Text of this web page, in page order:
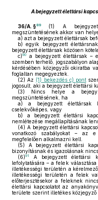
A bejegyzett élettársi
36/A. §89 (1)
A
megszüntetésének akkor van
a) azt a bejegyzett élettársak
b) egyik bejegyzett
bejegyzett élettársak közösen
c)90
a bejegyzett élettársak –
szemben terhelő, jogszabályon
kérdésében közjegyzői okiratba
foglaltan megegyeztek.
(2) Az (1) bekezdés c) pont
jogosult, aki a bejegyzett élettársi
(3) Nincs helye a
megszüntetésének, ha
a) a bejegyzett élettársak
cselekvőképes, vagy
b) a bejegyzett élettársi
nemlétezése megállapításának
(4) A bejegyzett élettársi
vonatkozó szabályokat – az e
megfelelően alkalmazni kell.
(5) A bejegyzett élettársi
bizonyításnak és igazolásnak
(6)91
A bejegyzett élettársi
lefolytatására – a felek
illetékességi területén a
illetékességi területén a felek
előterjesztésekor a feleknek
élettársi kapcsolatot az
területe szerint illetékes közjegyző